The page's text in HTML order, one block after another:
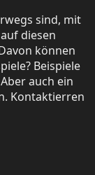
sind, mit
diesen
können
Beispiele
auch ein
Kontaktierren